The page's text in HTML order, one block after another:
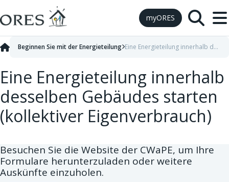
Skip to Content
myORES
Eine Energieteilung innerhalb
desselben Gebäudes starten
(kollektiver Eigenverbrauch)
Beginnen Sie mit der Energieteilung Eine Energieteilung innerhalb desselben Gebäudes starten
Besuchen Sie die Website der CWaPE, um Ihre
Formulare herunterzuladen oder weitere
Auskünfte einzuholen.